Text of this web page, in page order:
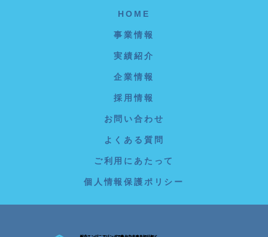
HOME
事業情報
実績紹介
企業情報
採用情報
お問い合わせ
よくある質問
ご利用にあたって
個人情報保護ポリシー